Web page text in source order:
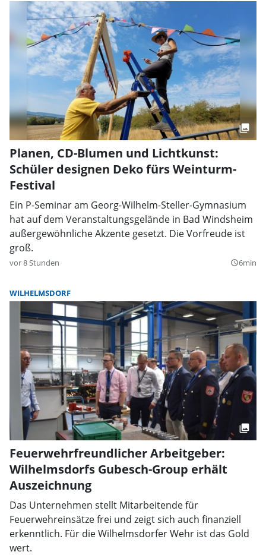
Planen, CD-Blumen und Lichtkunst:
Schüler designen Deko fürs Weinturm-
Festival
Ein P-Seminar am Georg-Wilhelm-Steller-Gymnasium
hat auf dem Veranstaltungsgelände in Bad Windsheim
außergewöhnliche Akzente gesetzt. Die Vorfreude ist
groß.
vor 8 Stunden query_builder6min
WILHELMSDORF
Feuerwehrfreundlicher Arbeitgeber:
Wilhelmsdorfs Gubesch-Group erhält
Auszeichnung
Das Unternehmen stellt Mitarbeitende für
Feuerwehreinsätze frei und zeigt sich auch finanziell
erkenntlich. Für die Wilhelmsdorfer Wehr ist das Gold
wert.